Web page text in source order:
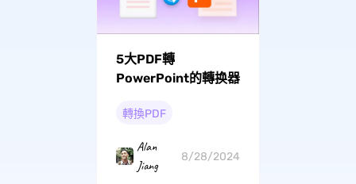
5大PDF轉
PowerPoint的轉换器
轉換PDF
Alan
Jiang
8/28/2024